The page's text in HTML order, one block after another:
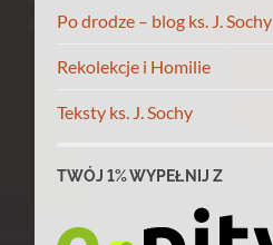
Po drodze – blog ks. J. Sochy
Rekolekcje i Homilie
Teksty ks. J. Sochy
TWÓJ 1% WYPEŁNIJ Z